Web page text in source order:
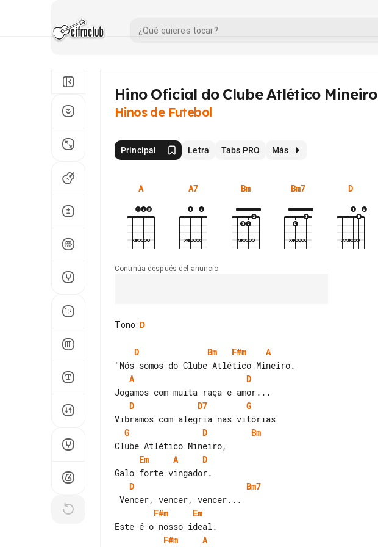
Hino Oficial do Clube Atlético Mineiro
Hinos de Futebol
Principal Letra Tabs PRO Más
A A7 Bm Bm7 D
Continúa después del anuncio
Tono: D
D Bm F#m
A
A
D
D
D7
G
G
D
Bm
Em
A
D
D
Bm7
F#m
Em
F#m
A